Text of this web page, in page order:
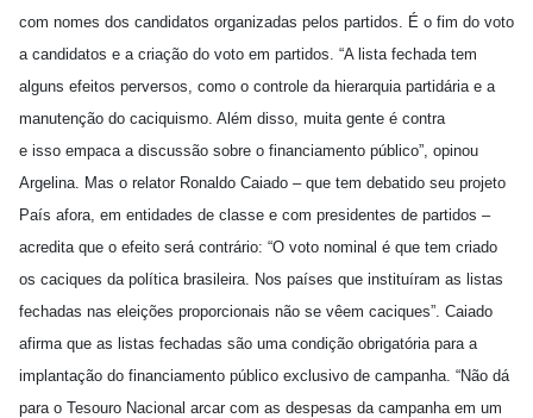
com nomes dos candidatos organizadas pelos partidos. É o fim do voto
a candidatos e a criação do voto em partidos. “A lista fechada tem
alguns efeitos perversos, como o controle da hierarquia partidária e a
manutenção do caciquismo. Além disso, muita gente é contra
e isso empaca a discussão sobre o financiamento público”, opinou
Argelina. Mas o relator Ronaldo Caiado – que tem debatido seu projeto
País afora, em entidades de classe e com presidentes de partidos –
acredita que o efeito será contrário: “O voto nominal é que tem criado
os caciques da política brasileira. Nos países que instituíram as listas
fechadas nas eleições proporcionais não se vêem caciques”. Caiado
afirma que as listas fechadas são uma condição obrigatória para a
implantação do financiamento público exclusivo de campanha. “Não dá
para o Tesouro Nacional arcar com as despesas da campanha em um